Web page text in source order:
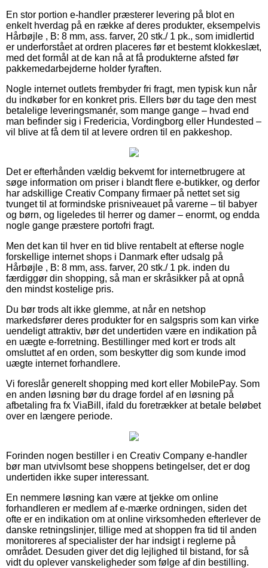
En stor portion e-handler præsterer levering på blot en
enkelt hverdag på en række af deres produkter, eksempelvis
Hårbøjle , B: 8 mm, ass. farver, 20 stk./ 1 pk., som imidlertid
er underforstået at ordren placeres før et bestemt klokkeslæt,
med det formål at de kan nå at få produkterne afsted før
pakkemedarbejderne holder fyraften.
Nogle internet outlets frembyder fri fragt, men typisk kun når
du indkøber for en konkret pris. Ellers bør du tage den mest
betalelige leveringsmanér, som mange gange – hvad end
man befinder sig i Fredericia, Vordingborg eller Hundested –
vil blive at få dem til at levere ordren til en pakkeshop.
Det er efterhånden vældig bekvemt for internetbrugere at
søge information om priser i blandt flere e-butikker, og derfor
har adskillige Creativ Company firmaer på nettet set sig
tvunget til at formindske prisniveauet på varerne – til babyer
og børn, og ligeledes til herrer og damer – enormt, og endda
nogle gange præstere portofri fragt.
Men det kan til hver en tid blive rentabelt at efterse nogle
forskellige internet shops i Danmark efter udsalg på
Hårbøjle , B: 8 mm, ass. farver, 20 stk./ 1 pk. inden du
færdiggør din shopping, så man er skråsikker på at opnå
den mindst kostelige pris.
Du bør trods alt ikke glemme, at når en netshop
markedsfører deres produkter for en salgspris som kan virke
uendeligt attraktiv, bør det undertiden være en indikation på
en uægte e-forretning. Bestillinger med kort er trods alt
omsluttet af en orden, som beskytter dig som kunde imod
uægte internet forhandlere.
Vi foreslår generelt shopping med kort eller MobilePay. Som
en anden løsning bør du drage fordel af en løsning på
afbetaling fra fx ViaBill, ifald du foretrækker at betale beløbet
over en længere periode.
Forinden nogen bestiller i en Creativ Company e-handler
bør man utvivlsomt bese shoppens betingelser, det er dog
undertiden ikke super interessant.
En nemmere løsning kan være at tjekke om online
forhandleren er medlem af e-mærke ordningen, siden det
ofte er en indikation om at online virksomheden efterlever de
danske retningslinjer, tillige med at shoppen fra tid til anden
monitoreres af specialister der har indsigt i reglerne på
området. Desuden giver det dig lejlighed til bistand, for så
vidt du oplever vanskeligheder som følge af din bestilling.